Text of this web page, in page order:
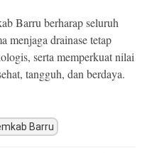
Barru berharap seluruh
menjaga drainase tetap
serta memperkuat nilai
tangguh, dan berdaya.
Barru